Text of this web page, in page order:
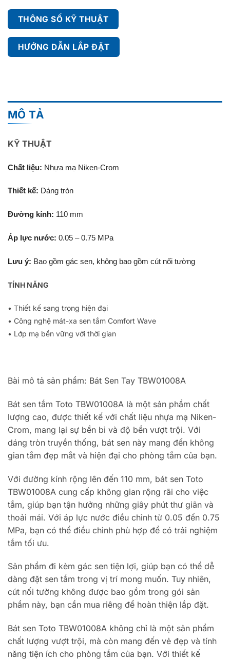
THÔNG SỐ KỸ THUẬT
HƯỚNG DẪN LẮP ĐẶT
MÔ TẢ
KỸ THUẬT
Chất liệu: Nhựa mạ Niken-Crom
Thiết kế: Dáng tròn
Đường kính: 110 mm
Áp lực nước: 0.05 – 0.75 MPa
Lưu ý: Bao gồm gác sen, không bao gồm cút nối tường
TÍNH NĂNG
• Thiết kế sang trọng hiện đại
• Công nghệ mát-xa sen tắm Comfort Wave
• Lớp mạ bền vững với thời gian
Bài mô tả sản phẩm: Bát Sen Tay TBW01008A
Bát sen tắm Toto TBW01008A là một sản phẩm chất
lượng cao, được thiết kế với chất liệu nhựa mạ Niken-
Crom, mang lại sự bền bỉ và độ bền vượt trội. Với
dáng tròn truyền thống, bát sen này mang đến không
gian tắm đẹp mắt và hiện đại cho phòng tắm của bạn.
Với đường kính rộng lên đến 110 mm, bát sen Toto
TBW01008A cung cấp không gian rộng rãi cho việc
tắm, giúp bạn tận hưởng những giây phút thư giãn và
thoải mái. Với áp lực nước điều chỉnh từ 0.05 đến 0.75
MPa, bạn có thể điều chỉnh phù hợp để có trải nghiệm
tắm tối ưu.
Sản phẩm đi kèm gác sen tiện lợi, giúp bạn có thể dễ
dàng đặt sen tắm trong vị trí mong muốn. Tuy nhiên,
cút nối tường không được bao gồm trong gói sản
phẩm này, bạn cần mua riêng để hoàn thiện lắp đặt.
Bát sen Toto TBW01008A không chỉ là một sản phẩm
chất lượng vượt trội, mà còn mang đến vẻ đẹp và tính
năng tiện ích cho phòng tắm của bạn. Với thiết kế